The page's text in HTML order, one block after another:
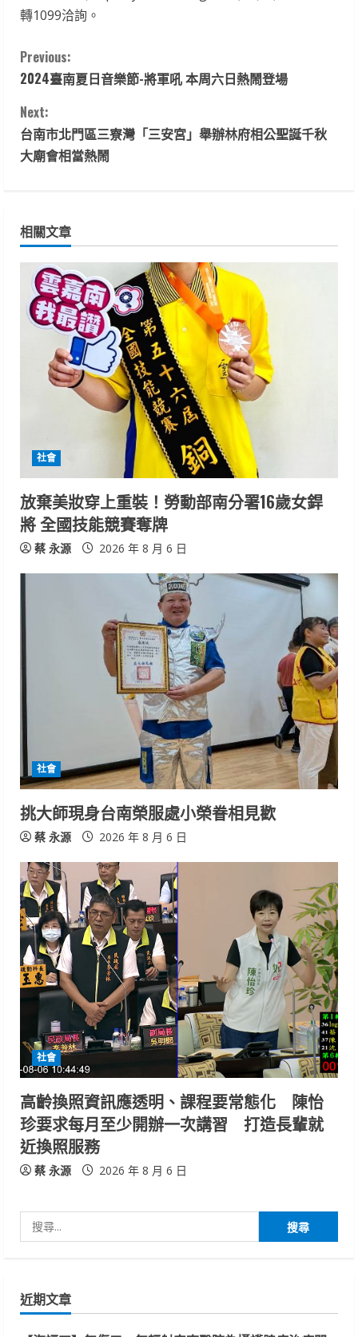
轉1099洽詢。
C
o
n
t
n
u
e
R
n
g
Previous:
2024臺南夏日音樂節-將軍吼 本周六日熱鬧登場
Next:
台南市北門區三寮灣「三安宮」舉辦林府相公聖誕千秋
大廟會相當熱鬧
相關文章
社會
放棄美妝穿上重裝！勞動部南分署16歲女銲
將 全國技能競賽奪牌
蔡 永源 2026 年 8 月 6 日
社會
挑大師現身台南榮服處小榮眷相見歡
蔡 永源 2026 年 8 月 6 日
社會
高齡換照資訊應透明、課程要常態化 陳怡
珍要求每月至少開辦一次講習 打造長輩就
近換照服務
蔡 永源 2026 年 8 月 6 日
尋
字:
近期文章